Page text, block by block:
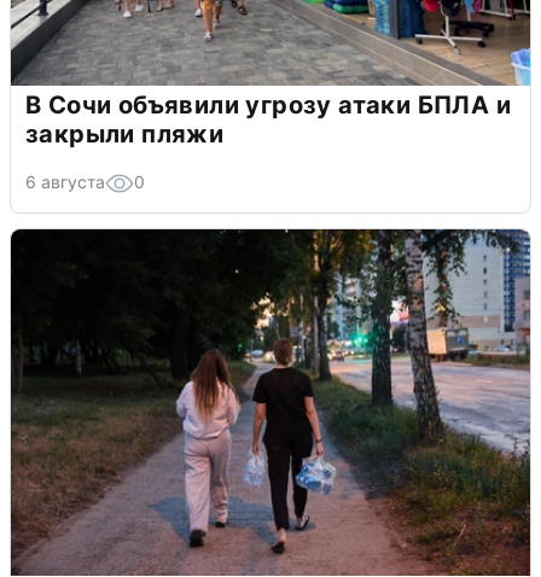
В Сочи объявили угрозу атаки БПЛА и
закрыли пляжи
6 августа 0